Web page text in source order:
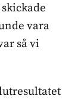
vara
så vi